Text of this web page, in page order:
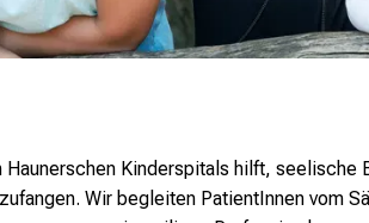
Kinderspitals hilft, seelische
Wir begleiten PatientInnen vom